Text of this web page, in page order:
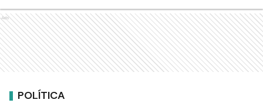
Ads
POLÍTICA